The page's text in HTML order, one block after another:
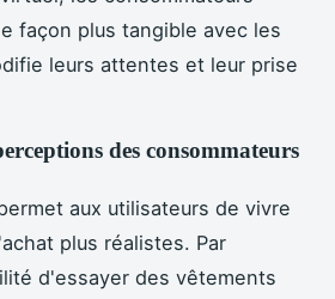
façon plus tangible avec les
leurs attentes et leur prise
des consommateurs
aux utilisateurs de vivre
plus réalistes. Par
d'essayer des vêtements